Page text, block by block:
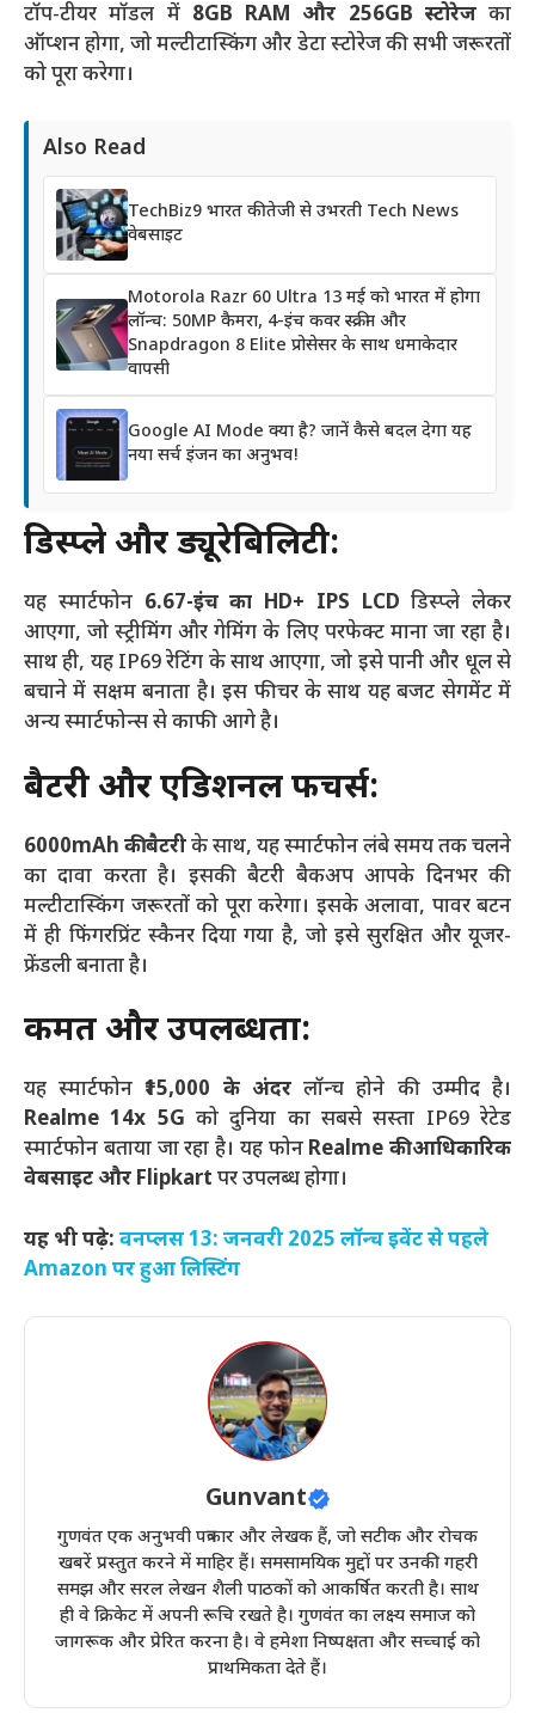
टॉप-टीयर मॉडल में 8GB RAM और 256GB स्टोरेजका
ऑप्शन होगा, जो मल्टीटास्किंग और डेटा स्टोरेज की सभी जरूरतों
को पूरा करेगा।
Also Read
TechBiz9 भारत की तेजी से उभरती Tech News
वेबसाइट
Motorola Razr 60 Ultra 13 मई को भारत में होगा
लॉन्च: 50MP कैमरा, 4-इंच कवर स्क्रीन और
Snapdragon 8 Elite प्रोसेसर के साथ धमाकेदार
वापसी
Google AI Mode क्या है? जानें कैसे बदल देगा यह
नया सर्च इंजन का अनुभव!
डिस्प्ले और ड्यूरेबिलिटी:
यह स्मार्टफोन 6.67-इंच का HD+ IPS LCD डिस्प्ले लेकर
आएगा, जो स्ट्रीमिंग और गेमिंग के लिए परफेक्ट माना जा रहा है।
साथ ही, यह IP69 रेटिंग के साथ आएगा, जो इसे पानी और धूल से
बचाने में सक्षम बनाता है। इस फीचर के साथ यह बजट सेगमेंट में
अन्य स्मार्टफोन्स से काफी आगे है।
बैटरी और एडिशनल फीचर्स:
6000mAh की बैटरीके साथ, यह स्मार्टफोन लंबे समय तक चलने
का दावा करता है। इसकी बैटरी बैकअप आपके दिनभर की
मल्टीटास्किंग जरूरतों को पूरा करेगा। इसके अलावा, पावर बटन
में ही फिंगरप्रिंट स्कैनर दिया गया है, जो इसे सुरक्षित और यूजर-
फ्रेंडली बनाता है।
कीमत और उपलब्धता:
यह स्मार्टफोन₹15,000 के अंदरलॉन्च होने की उम्मीद है।
Realme 14x 5G को दुनिया का सबसे सस्ता IP69 रेटेड
स्मार्टफोन बताया जा रहा है। यह फोन Realme की आधिकारिक
वेबसाइट और Flipkart पर उपलब्ध होगा।
यह भी पढ़े: वनप्लस 13: जनवरी 2025 लॉन्च इवेंट से पहले
Amazon पर हुआ लिस्टिंग
Gunvant
गुणवंत एक अनुभवी पत्रकार और लेखक हैं, जो सटीक और रोचक
खबरें प्रस्तुत करने में माहिर हैं। समसामयिक मुद्दों पर उनकी गहरी
समझ और सरल लेखन शैली पाठकों को आकर्षित करती है। साथ
ही वे क्रिकेट में अपनी रूचि रखते है। गुणवंत का लक्ष्य समाज को
जागरूक और प्रेरित करना है। वे हमेशा निष्पक्षता और सच्चाई को
प्राथमिकता देते हैं।